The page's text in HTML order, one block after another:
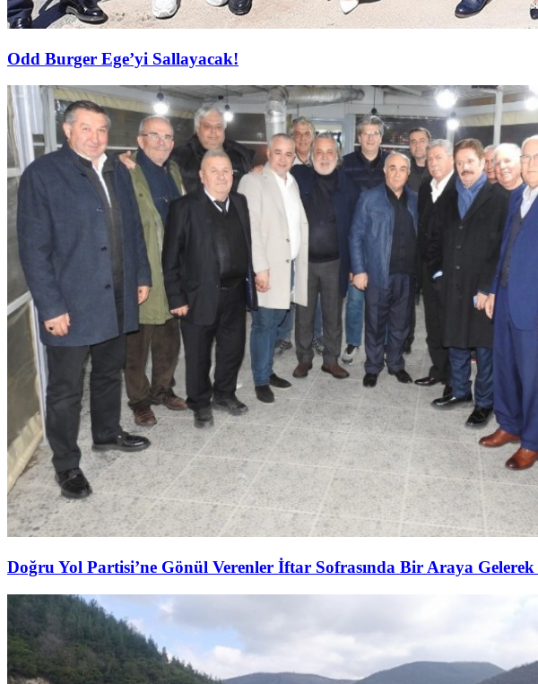
Odd Burger Ege’yi Sallayacak!
Doğru Yol Partisi’ne Gönül Verenler İftar Sofrasında Bir Araya